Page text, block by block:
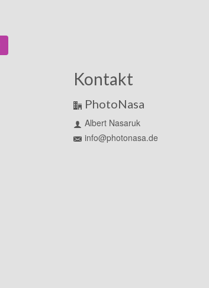
Kontakt
PhotoNasa
Albert Nasaruk
info@photonasa.de